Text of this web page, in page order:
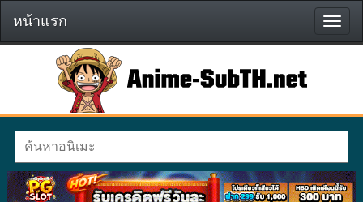
หน้า
แรก
หน้าแรก